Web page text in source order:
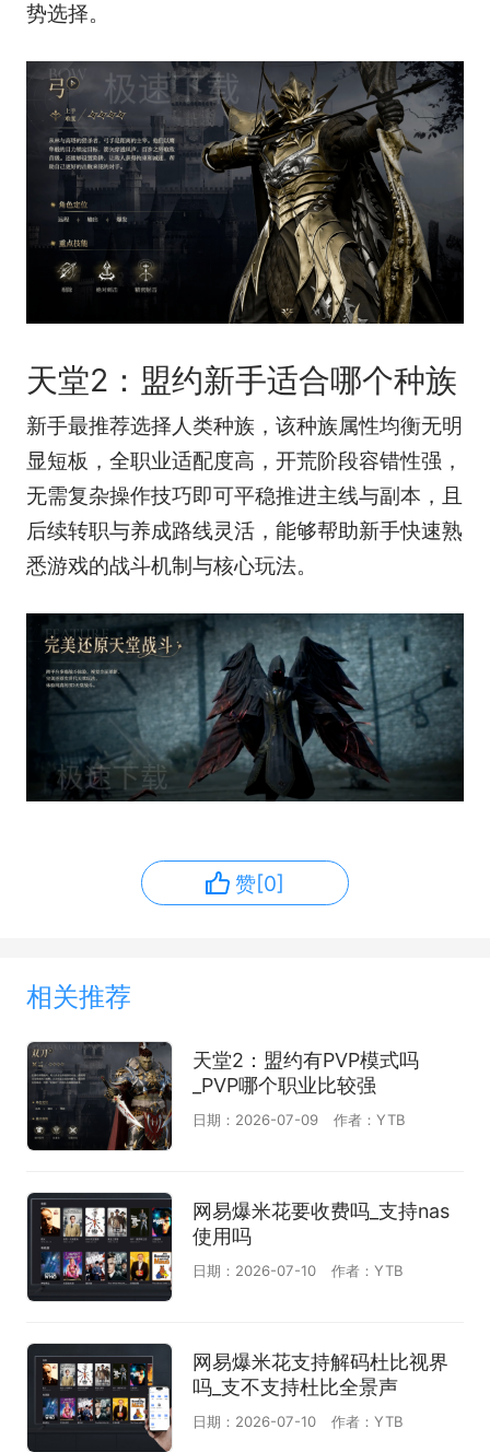
势选择。
天堂2：盟约新手适合哪个种族
新手最推荐选择人类种族，该种族属性均衡无明
显短板，全职业适配度高，开荒阶段容错性强，
无需复杂操作技巧即可平稳推进主线与副本，且
后续转职与养成路线灵活，能够帮助新手快速熟
悉游戏的战斗机制与核心玩法。
赞[0]
相关推荐
天堂2：盟约有PVP模式吗
_PVP哪个职业比较强
日期：2026-07-09 作者：YTB
网易爆米花要收费吗_支持nas
使用吗
日期：2026-07-10 作者：YTB
网易爆米花支持解码杜比视界
吗_支不支持杜比全景声
日期：2026-07-10 作者：YTB